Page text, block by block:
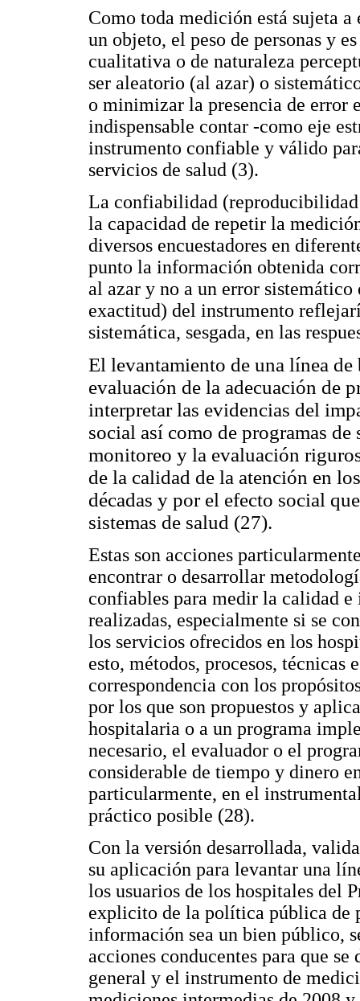
Como toda medición está sujeta
un objeto, el peso de personas y
cualitativa o de naturaleza
ser aleatorio (al azar) o
o minimizar la presencia de error
indispensable contar -como eje
instrumento confiable y válido
servicios de salud (3).
La confiabilidad
la capacidad de repetir la
diversos encuestadores en
punto la información obtenida
al azar y no a un error
exactitud) del instrumento
sistemática, sesgada, en las
El levantamiento de una línea
evaluación de la adecuación de
interpretar las evidencias del
social así como de programas
monitoreo y la evaluación
de la calidad de la atención en
décadas y por el efecto social
sistemas de salud (27).
Estas son acciones
encontrar o desarrollar
confiables para medir la calidad
realizadas, especialmente si se
los servicios ofrecidos en los
esto, métodos, procesos, técnicas
correspondencia con los
por los que son propuestos y
hospitalaria o a un programa
necesario, el evaluador o el
considerable de tiempo y dinero
particularmente, en el
práctico posible (28).
Con la versión desarrollada,
su aplicación para levantar una
los usuarios de los hospitales del
explicito de la política pública de
información sea un bien público,
acciones conducentes para que
general y el instrumento de